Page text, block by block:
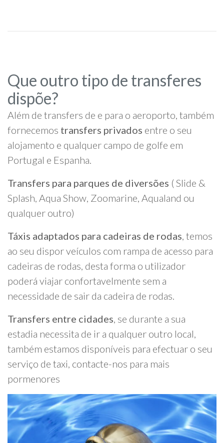
Que outro tipo de transferes
dispõe?
Além de transfers de e para o aeroporto, também
fornecemos transfers privados entre o seu
alojamento e qualquer campo de golfe em
Portugal e Espanha.
Transfers para parques de diversões ( Slide &
Splash, Aqua Show, Zoomarine, Aqualand ou
qualquer outro)
Táxis adaptados para cadeiras de rodas, temos
ao seu dispor veículos com rampa de acesso para
cadeiras de rodas, desta forma o utilizador
poderá viajar confortavelmente sem a
necessidade de sair da cadeira de rodas.
Transfers entre cidades, se durante a sua
estadia necessita de ir a qualquer outro local,
também estamos disponíveis para efectuar o seu
serviço de taxi, contacte-nos para mais
pormenores